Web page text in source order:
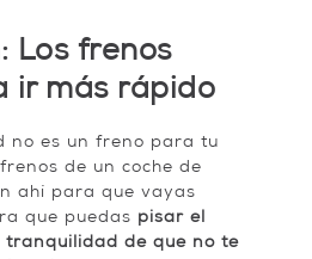
Los frenos
ir más rápido
no es un freno para tu
de un coche de
ahí para que vayas
que puedas pisar el
tranquilidad de que no te